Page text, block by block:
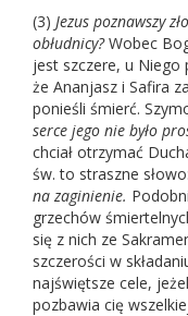
(3) Jezus poznawszy
obłudnicy?Wobec
jest szczere, u Niego
że Ananjasz i Safira
ponieśli śmierć.
serce jego nie było
chciał otrzymać
św. to straszne słowo:
na zaginienie.
grzechów
się z nich ze
szczerości w
najświętsze cele,
pozbawia cię